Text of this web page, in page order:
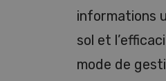
informations
sol et
mode de